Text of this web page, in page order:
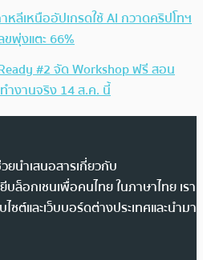
หลีเหนืออัปเกรดใช้ AI กวาดคริปโทฯ
ขพุ่งแตะ 66%
#2 จัด Workshop ฟรี สอน
ทำงานจริง 14 ส.ค. นี้
ยนำเสนอสารเกี่ยวกับ
บล็อกเชนเพื่อคนไทย ในภาษาไทย เรา
ต์และเว็บบอร์ดต่างประเทศและนำมา